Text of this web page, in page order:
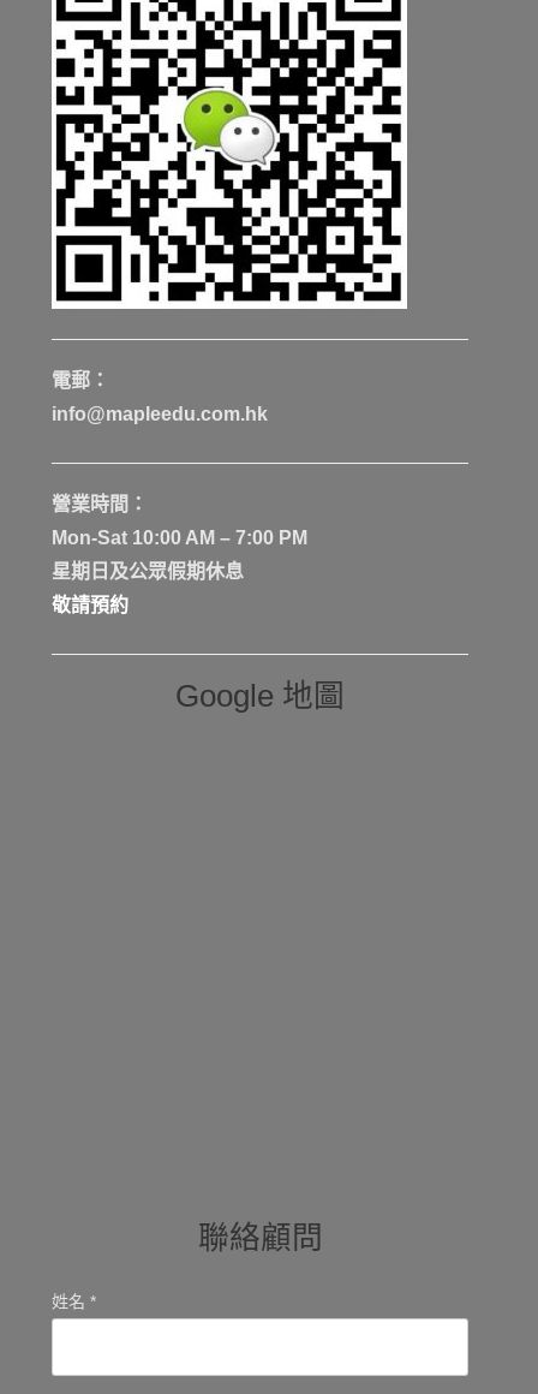
電郵：
info@mapleedu.com.hk
營業時間：
Mon-Sat 10:00 AM – 7:00 PM
星期日及公眾假期休息
敬請預約
Google 地圖
聯絡顧問
姓名 *